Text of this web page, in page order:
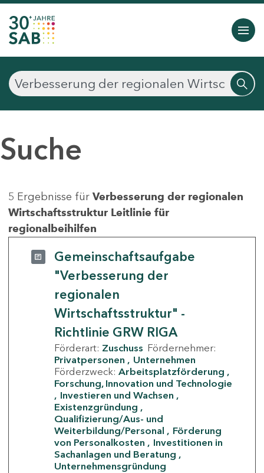
Suche
5 Ergebnisse für Verbesserung der regionalen
Wirtschaftsstruktur Leitlinie für
regionalbeihilfen
Gemeinschaftsaufgabe
"Verbesserung der
regionalen
Wirtschaftsstruktur" -
Richtlinie GRW RIGA
Förderart: Zuschuss Fördernehmer:
Privatpersonen
Unternehmen
Förderzweck: Arbeitsplatzförderung
Forschung, Innovation und Technologie
Investieren und Wachsen
Existenzgründung
Qualifizierung/Aus- und
Weiterbildung/Personal
Förderung
von Personalkosten
Investitionen in
Sachanlagen und Beratung
Unternehmensgründung